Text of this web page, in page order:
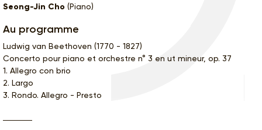
Seong-Jin Cho (Piano)
Au programme
Ludwig van Beethoven (1770 - 1827)
Concerto pour piano et orchestre n° 3 en ut mineur, op. 37
1. Allegro con brio
2. Largo
3. Rondo. Allegro - Presto